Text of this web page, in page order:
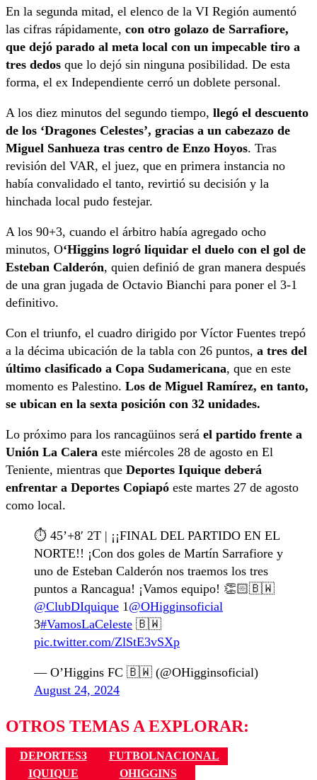
En la segunda mitad, el elenco de la VI Región aumentó
las cifras rápidamente, con otro golazo de Sarrafiore,
que dejó parado al meta local con un impecable tiro a
tres dedos que lo dejó sin ninguna posibilidad. De esta
forma, el ex Independiente cerró un doblete personal.
A los diez minutos del segundo tiempo, llegó el descuento
de los ‘Dragones Celestes’, gracias a un cabezazo de
Miguel Sanhueza tras centro de Enzo Hoyos. Tras
revisión del VAR, el juez, que en primera instancia no
había convalidado el tanto, revirtió su decisión y la
hinchada local pudo festejar.
A los 90+3, cuando el árbitro había agregado ocho
minutos, O‘Higgins logró liquidar el duelo con el gol de
Esteban Calderón, quien definió de gran manera después
de una gran jugada de Octavio Bianchi para poner el 3-1
definitivo.
Con el triunfo, el cuadro dirigido por Víctor Fuentes trepó
a la décima ubicación de la tabla con 26 puntos, a tres del
último clasificado a Copa Sudamericana, que en este
momento es Palestino. Los de Miguel Ramírez, en tanto,
se ubican en la sexta posición con 32 unidades.
Lo próximo para los rancagüinos será el partido frente a
Unión La Calera este miércoles 28 de agosto en El
Teniente, mientras que Deportes Iquique deberá
enfrentar a Deportes Copiapó este martes 27 de agosto
como local.
⏱️ 45’+8′ 2T | ¡¡FINAL DEL PARTIDO EN EL
NORTE!! ¡Con dos goles de Martín Sarrafiore y
uno de Esteban Calderón nos traemos los tres
puntos a Rancagua! ¡Vamos equipo! 👏🏻🇧🇼
@ClubDIquique 1@OHigginsoficial
3#VamosLaCeleste 🇧🇼
pic.twitter.com/ZlStE3vSXp
— O’Higgins FC 🇧🇼 (@OHigginsoficial)
August 24, 2024
OTROS TEMAS A EXPLORAR:
DEPORTES3
FUTBOLNACIONAL
IQUIQUE
OHIGGINS